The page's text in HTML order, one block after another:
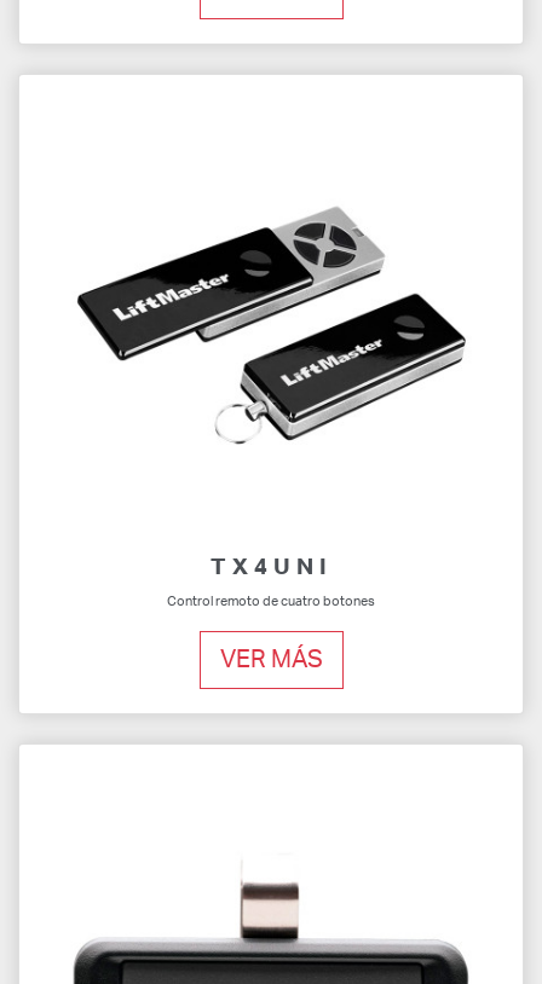
TX4UNI
Control remoto de cuatro botones
VER MÁS